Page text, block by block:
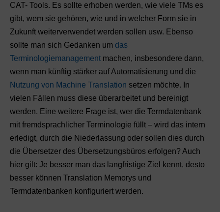
CAT- Tools. Es sollte erhoben werden, wie viele TMs es
gibt, wem sie gehören, wie und in welcher Form sie in
Zukunft weiterverwendet werden sollen usw. Ebenso
sollte man sich Gedanken um das
Terminologiemanagement machen, insbesondere dann,
wenn man künftig stärker auf Automatisierung und die
Nutzung von Machine Translation setzen möchte. In
vielen Fällen muss diese überarbeitet und bereinigt
werden. Eine weitere Frage ist, wer die Termdatenbank
mit fremdsprachlicher Terminologie füllt – wird das intern
erledigt, durch die Niederlassung oder sollen dies durch
die Übersetzer des Übersetzungsbüros erfolgen? Auch
hier gilt: Je besser man das langfristige Ziel kennt, desto
besser können Translation Memorys und
Termdatenbanken konfiguriert werden.